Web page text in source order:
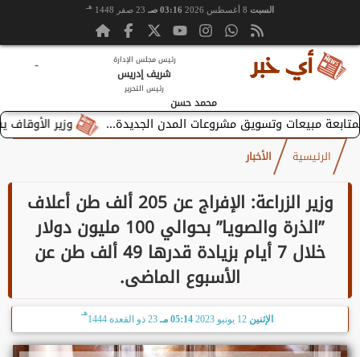
السبت 03:16 صـ 23 صفر 1448 هـ
رئيس مجلس الإدارة
شريف إدريس
رئيس التحرير
محمد حسن
-
وزير الأوقاف يستقبل
الرئيسية الأخبار
وزير الزراعة: الإفراج عن 205 ألف طن أعلاف
”الذرة والصويا” بحوالي 100 مليون دولار
خلال 7 أيام بزيادة قدرها 49 ألف طن عن
الأسبوع الماضى.
الإثنين 12 يونيو 2023 05:14 مـ 23 ذو القعدة 1444
هـ